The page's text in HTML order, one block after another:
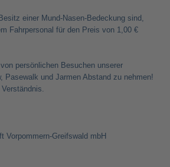
einer Mund-Nasen-Bedeckung sind,
Fahrpersonal für den Preis von 1,00 €
persönlichen Besuchen unserer
Pasewalk und Jarmen Abstand zu nehmen!
Vorpommern-Greifswald mbH